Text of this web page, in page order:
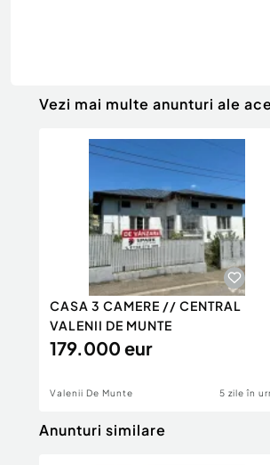
Vezi mai multe anunturi ale
CASA 3 CAMERE // CENTRAL
VALENII DE MUNTE
179.000 eur
Valenii De Munte 5 zile în
Anunturi similare